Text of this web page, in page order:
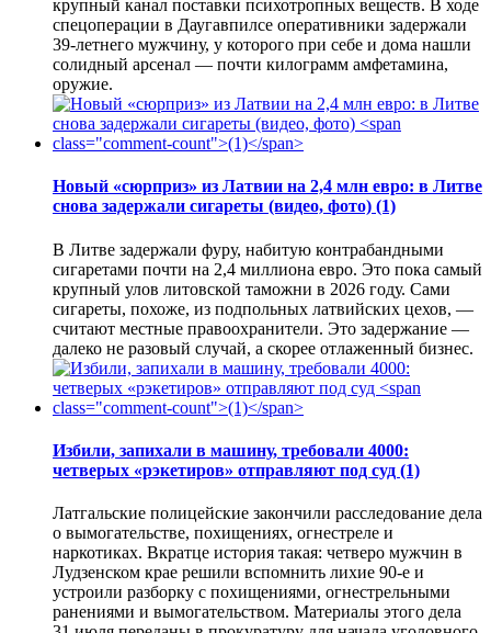
крупный канал поставки психотропных веществ. В ходе
спецоперации в Даугавпилсе оперативники задержали
39-летнего мужчину, у которого при себе и дома нашли
солидный арсенал — почти килограмм амфетамина,
оружие.
Новый «сюрприз» из Латвии на 2,4 млн евро: в Литве
снова задержали сигареты (видео, фото) (1)
В Литве задержали фуру, набитую контрабандными
сигаретами почти на 2,4 миллиона евро. Это пока самый
крупный улов литовской таможни в 2026 году. Сами
сигареты, похоже, из подпольных латвийских цехов, —
считают местные правоохранители. Это задержание —
далеко не разовый случай, а скорее отлаженный бизнес.
Избили, запихали в машину, требовали 4000:
четверых «рэкетиров» отправляют под суд (1)
Латгальские полицейские закончили расследование дела
о вымогательстве, похищениях, огнестреле и
наркотиках. Вкратце история такая: четверо мужчин в
Лудзенском крае решили вспомнить лихие 90-е и
устроили разборку с похищениями, огнестрельными
ранениями и вымогательством. Материалы этого дела